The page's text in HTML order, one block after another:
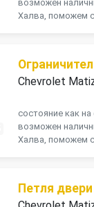
возможен
Халва, поможем
Chevrolet
состояние как
возможен
Халва, поможем
Петля двери